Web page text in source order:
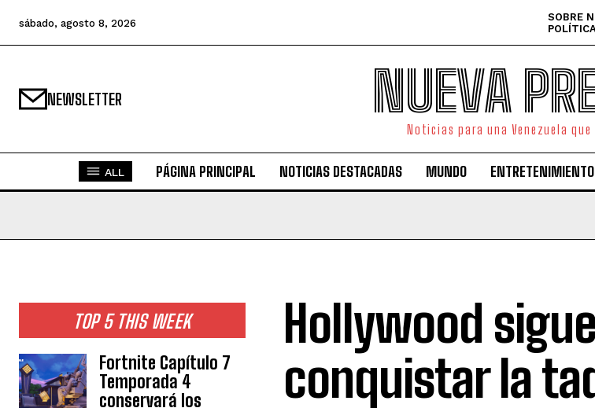
sábado, agosto 8, 2026 SOBRE
NEWSLETTER NUEVA
Noticias para una Venezuela que
ALL PÁGINA PRINCIPAL NOTICIAS DESTACADAS MUNDO ENTRETENIMIENTO
TOP 5 THIS WEEK
Fortnite Capítulo 7
Temporada 4
conservará los
Hollywood
conquistar la